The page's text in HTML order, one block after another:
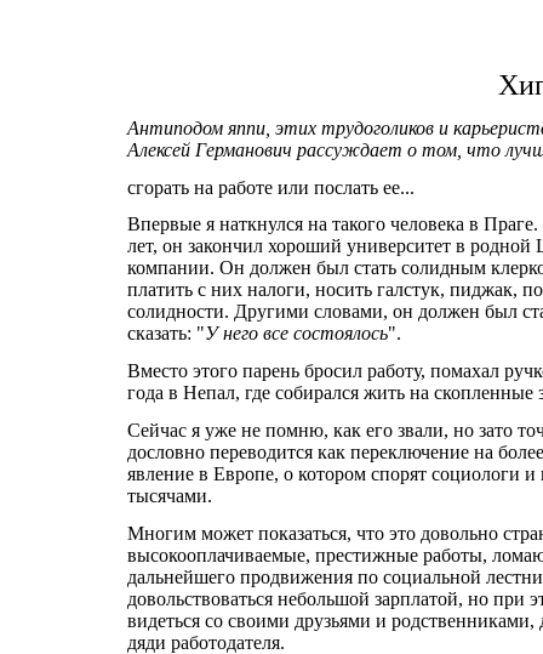
Антиподом яппи, этих трудоголиков и
Алексей Германович рассуждает о том, что
сгорать на работе или послать ее...
Впервые я наткнулся на такого человека в
лет, он закончил хороший университет в
компании. Он должен был стать солидным
платить с них налоги, носить галстук, пиджак,
солидности. Другими словами, он должен был
сказать: "У него все состоялось".
Вместо этого парень бросил работу, помахал
года в Непал, где собирался жить на скопленные
Сейчас я уже не помню, как его звали, но зато
дословно переводится как переключение на
явление в Европе, о котором спорят социологи
тысячами.
Многим может показаться, что это довольно
высокооплачиваемые, престижные работы,
дальнейшего продвижения по социальной
довольствоваться небольшой зарплатой, но при
видеться со своими друзьями и родственниками,
дяди работодателя.